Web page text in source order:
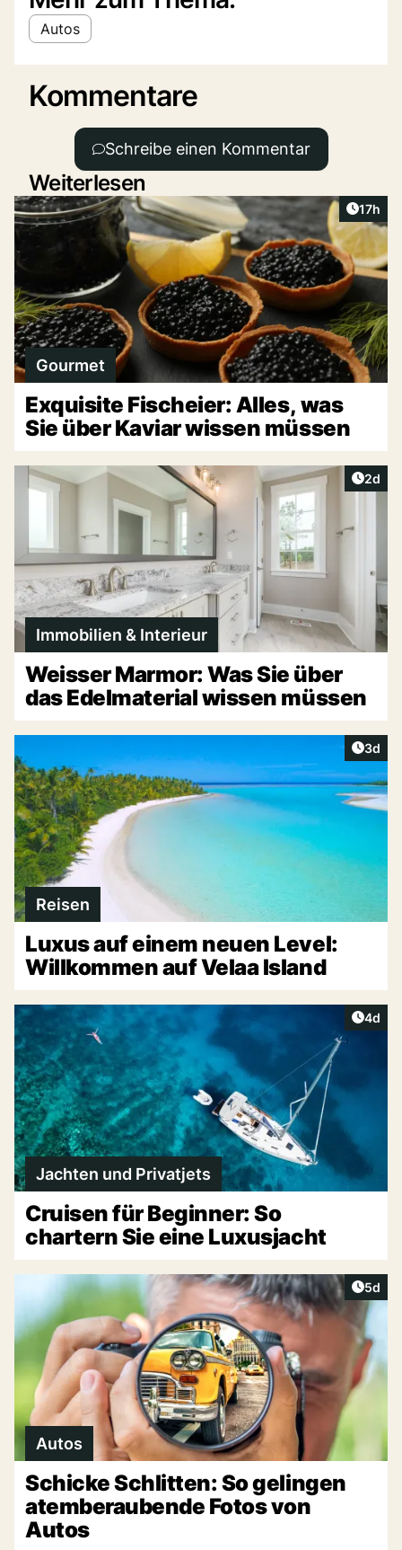
Autos
Kommentare
Schreibe einen Kommentar
Weiterlesen
Artikel
17h
Gourmet
Exquisite Fischeier: Alles, was
Sie über Kaviar wissen müssen
2d
Immobilien & Interieur
Weisser Marmor: Was Sie über
das Edelmaterial wissen müssen
3d
Reisen
Luxus auf einem neuen Level:
Willkommen auf Velaa Island
4d
Jachten und Privatjets
Cruisen für Beginner: So
chartern Sie eine Luxusjacht
5d
Autos
Schicke Schlitten: So gelingen
atemberaubende Fotos von
Autos